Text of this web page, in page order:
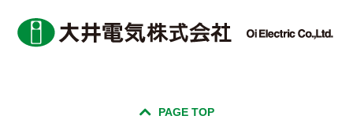
PAGE TOP